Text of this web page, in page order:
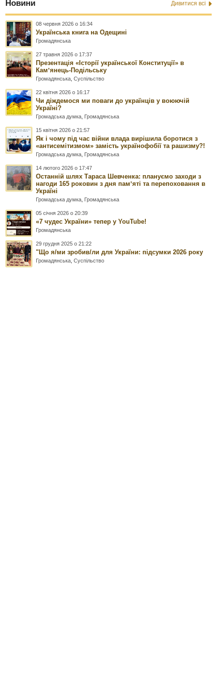
Новини Дивитися всі
08 червня 2026 о 16:34
Українська книга на Одещині
Громадянська
27 травня 2026 о 17:37
Презентація «Історії української Конституції» в
Камʼянець-Подільську
Громадянська ,Суспільство
22 квітня 2026 о 16:17
Чи діждемося ми поваги до українців у воюючій
Україні?
Громадська думка Громадянська
15 квітня 2026 о 21:57
Як і чому під час війни влада вирішила боротися з
«антисемітизмом» замість українофобії та рашизму?!
Громадська думка Громадянська
14 лютого 2026 о 17:47
Останній шлях Тараса Шевченка: плануємо заходи з
нагоди 165 роковин з дня памʼяті та перепоховання в
Україні
Громадська думка Громадянська
05 січня 2026 о 20:39
«7 чудес України» тепер у YouTube!
Громадянська
29 грудня 2025 о 21:22
"Що я/ми зробив/ли для України: підсумки 2026 року
Громадянська ,Суспільство